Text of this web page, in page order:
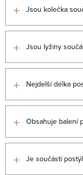
+ Jsou kolečka
+ Jsou lyžiny
+ Nejdelší délka
+ Obsahuje balení
+ Je součástí